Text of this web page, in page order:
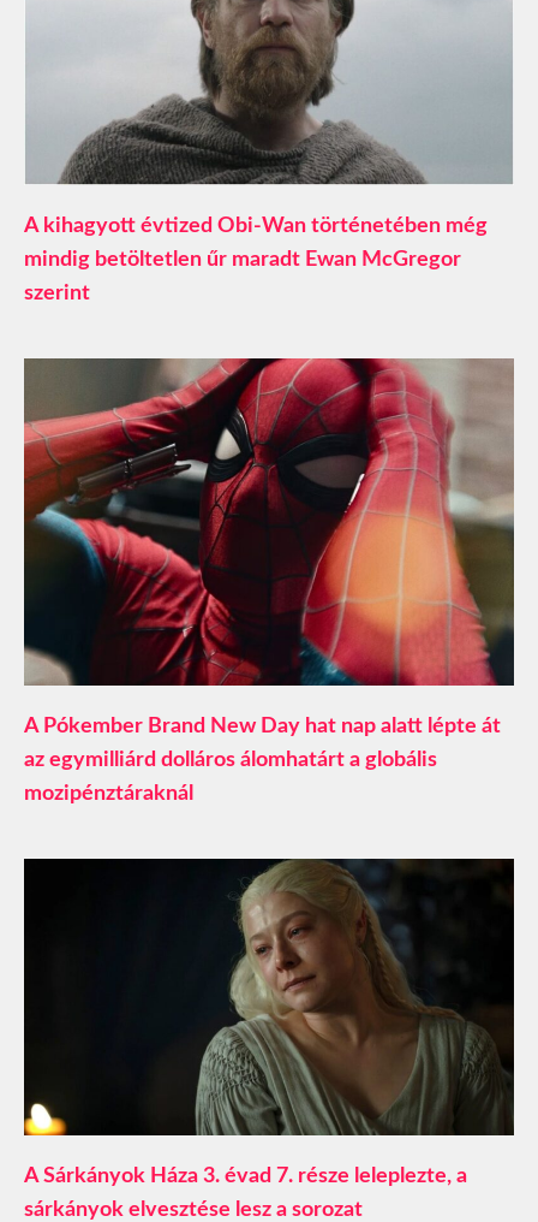
A kihagyott évtized Obi-Wan történetében még
mindig betöltetlen űr maradt Ewan McGregor
szerint
A Pókember Brand New Day hat nap alatt lépte át
az egymilliárd dolláros álomhatárt a globális
mozipénztáraknál
A Sárkányok Háza 3. évad 7. része leleplezte, a
sárkányok elvesztése lesz a sorozat